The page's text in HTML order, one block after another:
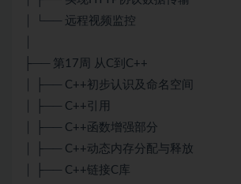
│ └── 远程视频监控
├── 第17周 从C到C++
│ ├── C++初步认识及命名空间
│ ├── C++引用
│ ├── C++函数增强部分
│ ├── C++动态内存分配与释放
│ ├── C++链接C库